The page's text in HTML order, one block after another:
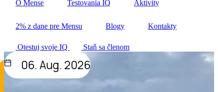
O Mense Testovania IQ Aktivity
2% z dane pre Mensu Blogy Kontakty
Otestuj svoje IQ Staň sa členom
06. Aug. 2026